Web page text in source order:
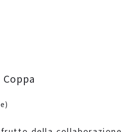
Coppa